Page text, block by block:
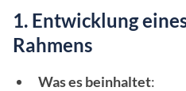
1. Entwicklung
Rahmens
Was es beinhaltet: